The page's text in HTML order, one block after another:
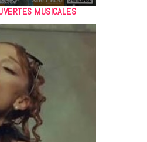
MUSICALES